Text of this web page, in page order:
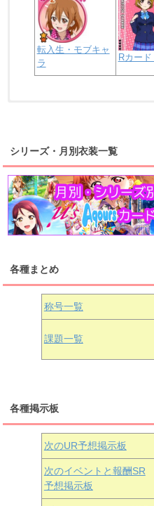
転入生・モブキャ
ラ
Rカード
桜内梨子 高海千歌
浦の星
津島善子 黒澤ル
浦の星
黒澤ダイヤ
上原歩夢 宮下愛
虹ヶ咲
中須かすみ 天王寺
朝香果林 近江彼方
シリーズ・月別衣装一覧
各種まとめ
称号一覧
課題一覧
各種掲示板
次のUR予想掲示板
次のイベントと報酬SR
予想掲示板